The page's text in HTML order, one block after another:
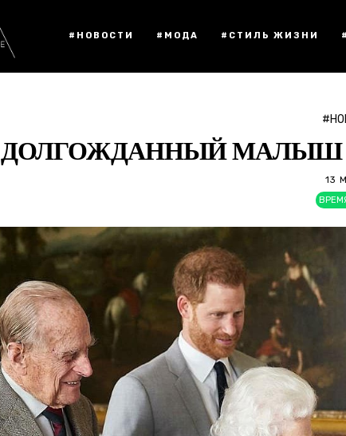
#НОВОСТИ #МОДА #СТИЛЬ ЖИЗНИ
ДОЛГОЖДАННЫЙ МАЛЫШ
13